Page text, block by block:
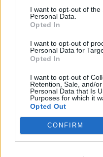
I want to opt-out of the
Personal Data.
Opted In
I want to opt-out of
Personal Data for
Opted In
I want to opt-out of
Retention, Sale, and/
Personal Data that Is
Purposes for which it
Opted Out
CONFIRM
05/08/2026 - 12:41 ESG
Παπουτσάνης: Καθαρά
05/08/2026 - 08:01